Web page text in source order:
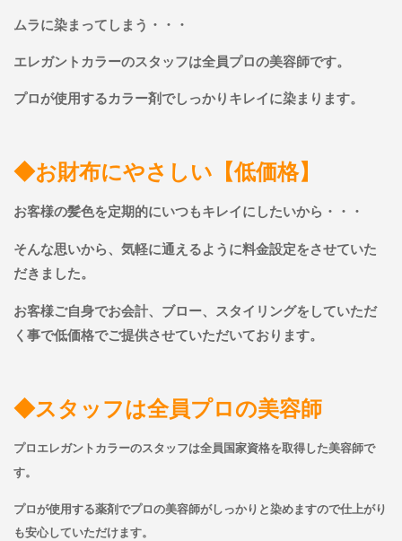
ムラに染まってしまう・・・
エレガントカラーのスタッフは全員プロの美容師です。
プロが使用するカラー剤でしっかりキレイに染まります。
◆お財布にやさしい【低価格】
お客様の髪色を定期的にいつもキレイにしたいから・・・
そんな思いから、気軽に通えるように料金設定をさせていた
だきました。
お客様ご自身でお会計、ブロー、スタイリングをしていただ
く事で低価格でご提供させていただいております。
◆スタッフは全員プロの美容師
プロエレガントカラーのスタッフは全員国家資格を取得した美容師で
す。
プロが使用する薬剤でプロの美容師がしっかりと染めますので仕上がり
も安心していただけます。